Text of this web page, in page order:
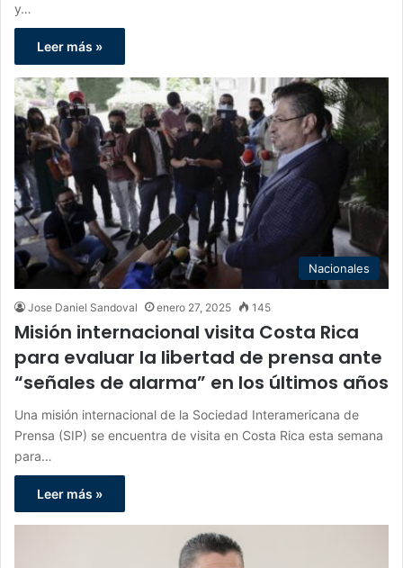
y…
Leer más »
Nacionales
Jose Daniel Sandoval enero 27, 2025 145
Misión internacional visita Costa Rica
para evaluar la libertad de prensa ante
“señales de alarma” en los últimos años
Una misión internacional de la Sociedad Interamericana de
Prensa (SIP) se encuentra de visita en Costa Rica esta semana
para…
Leer más »